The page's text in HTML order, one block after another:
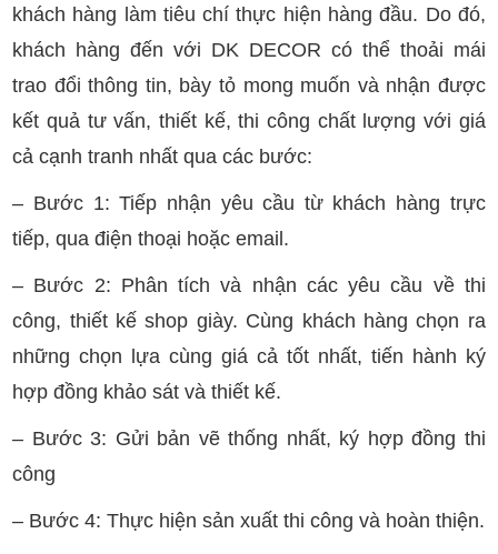
khách hàng làm tiêu chí thực hiện hàng đầu. Do đó,
khách hàng đến với DK DECOR có thể thoải mái
trao đổi thông tin, bày tỏ mong muốn và nhận được
kết quả tư vấn, thiết kế, thi công chất lượng với giá
cả cạnh tranh nhất qua các bước:
– Bước 1: Tiếp nhận yêu cầu từ khách hàng trực
tiếp, qua điện thoại hoặc email.
– Bước 2: Phân tích và nhận các yêu cầu về thi
công, thiết kế shop giày. Cùng khách hàng chọn ra
những chọn lựa cùng giá cả tốt nhất, tiến hành ký
hợp đồng khảo sát và thiết kế.
– Bước 3: Gửi bản vẽ thống nhất, ký hợp đồng thi
công
– Bước 4: Thực hiện sản xuất thi công và hoàn thiện.